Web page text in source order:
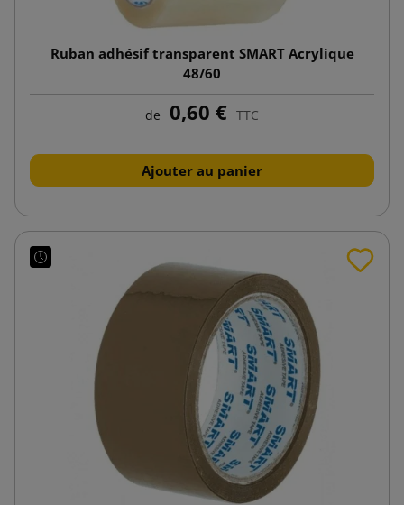
Ruban adhésif transparent SMART Acrylique
48/60
de 0,60 € TTC
Ajouter au panier